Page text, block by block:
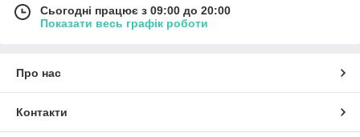
Сьогодні працює з 09:00 до 20:00
Показати весь графік роботи
Про нас
Контакти